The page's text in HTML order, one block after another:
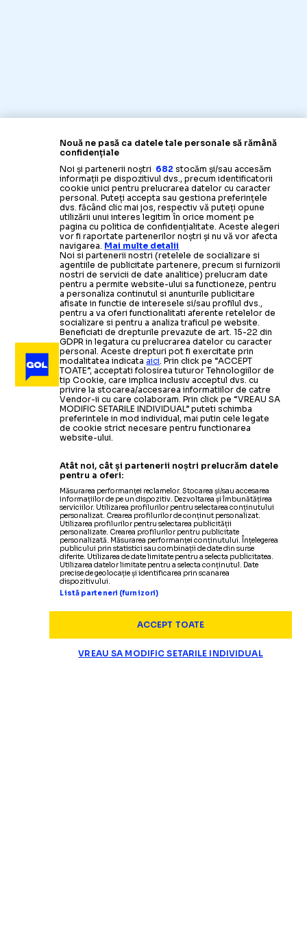
Nouă ne pasă ca datele tale personale să rămână
confidențiale
Noi și partenerii noștri 682 stocăm și/sau accesăm
informații pe dispozitivul dvs., precum identificatorii
cookie unici pentru prelucrarea datelor cu caracter
personal. Puteți accepta sau gestiona preferințele
dvs. făcând clic mai jos, respectiv vă puteți opune
utilizării unui interes legitim în orice moment pe
pagina cu politica de confidențialitate. Aceste alegeri
vor fi raportate partenerilor noștri și nu vă vor afecta
navigarea. Mai multe detalii
Noi si partenerii nostri (retelele de socializare si
agentiile de publicitate partenere, precum si furnizorii
nostri de servicii de date analitice) prelucram date
pentru a permite website-ului sa functioneze, pentru
a personaliza continutul si anunturile publicitare
afisate in functie de interesele si/sau profilul dvs.,
pentru a va oferi functionalitati aferente retelelor de
socializare si pentru a analiza traficul pe website.
Beneficiati de drepturile prevazute de art. 15-22 din
GDPR in legatura cu prelucrarea datelor cu caracter
personal. Aceste drepturi pot fi exercitate prin
modalitatea indicataaici. Prin click pe “ACCEPT
TOATE”, acceptati folosirea tuturor Tehnologiilor de
tip Cookie, care implica inclusiv acceptul dvs. cu
privire la stocarea/accesarea informatiilor de catre
Vendor-ii cu care colaboram. Prin click pe “VREAU SA
MODIFIC SETARILE INDIVIDUAL” puteti schimba
preferintele in mod individual, mai putin cele legate
de cookie strict necesare pentru functionarea
website-ului.
Atât noi, cât și partenerii noștri prelucrăm datele
pentru a oferi:
Măsurarea performanței reclamelor. Stocarea și/sau accesarea
informațiilor de pe un dispozitiv. Dezvoltarea și îmbunătățirea
serviciilor. Utilizarea profilurilor pentru selectarea conținutului
personalizat. Crearea profilurilor de conținut personalizat.
Utilizarea profilurilor pentru selectarea publicității
personalizate. Crearea profilurilor pentru publicitate
personalizată. Măsurarea performanței conținutului. Înțelegerea
publicului prin statistici sau combinații de date din surse
diferite. Utilizarea de date limitate pentru a selecta publicitatea.
Utilizarea datelor limitate pentru a selecta conținutul. Date
precise de geolocație și identificarea prin scanarea
dispozitivului.
Listă parteneri (furnizori)
ACCEPT TOATE
VREAU SA MODIFIC SETARILE INDIVIDUAL